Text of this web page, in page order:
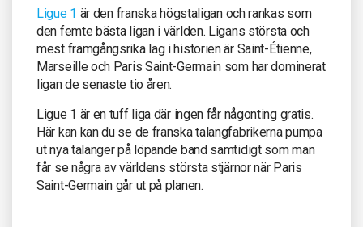
Ligue 1 är den franska högstaligan och rankas som
den femte bästa ligan i världen. Ligans största och
mest framgångsrika lag i historien är Saint-Étienne,
Marseille och Paris Saint-Germain som har dominerat
ligan de senaste tio åren.
Ligue 1 är en tuff liga där ingen får någonting gratis.
Här kan kan du se de franska talangfabrikerna pumpa
ut nya talanger på löpande band samtidigt som man
får se några av världens största stjärnor när Paris
Saint-Germain går ut på planen.